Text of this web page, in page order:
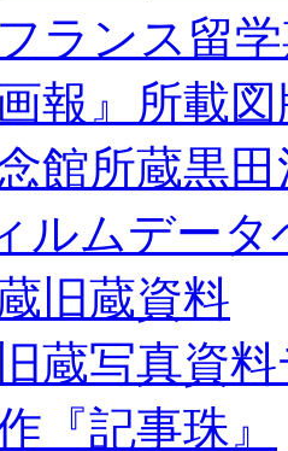
ランス留
画報』所載
館所蔵黒
ルムデータ
旧蔵資料
蔵写真資
『記事珠』